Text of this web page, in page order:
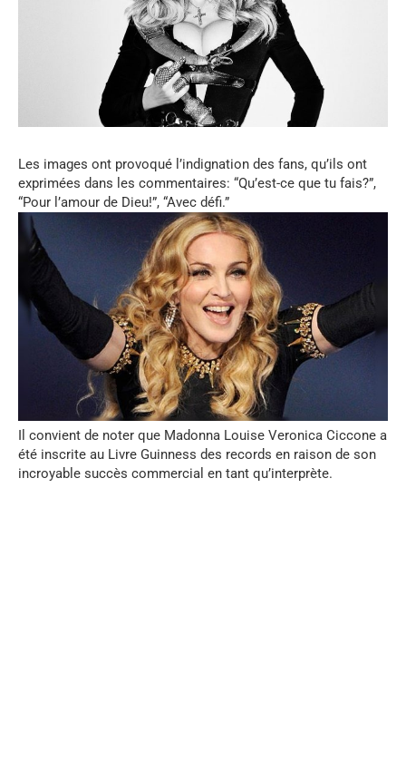
Les images ont provoqué l’indignation des fans, qu’ils ont
exprimées dans les commentaires: “Qu’est-ce que tu fais?”,
“Pour l’amour de Dieu!”, “Avec défi.”
Il convient de noter que Madonna Louise Veronica Ciccone a
été inscrite au Livre Guinness des records en raison de son
incroyable succès commercial en tant qu’interprète.